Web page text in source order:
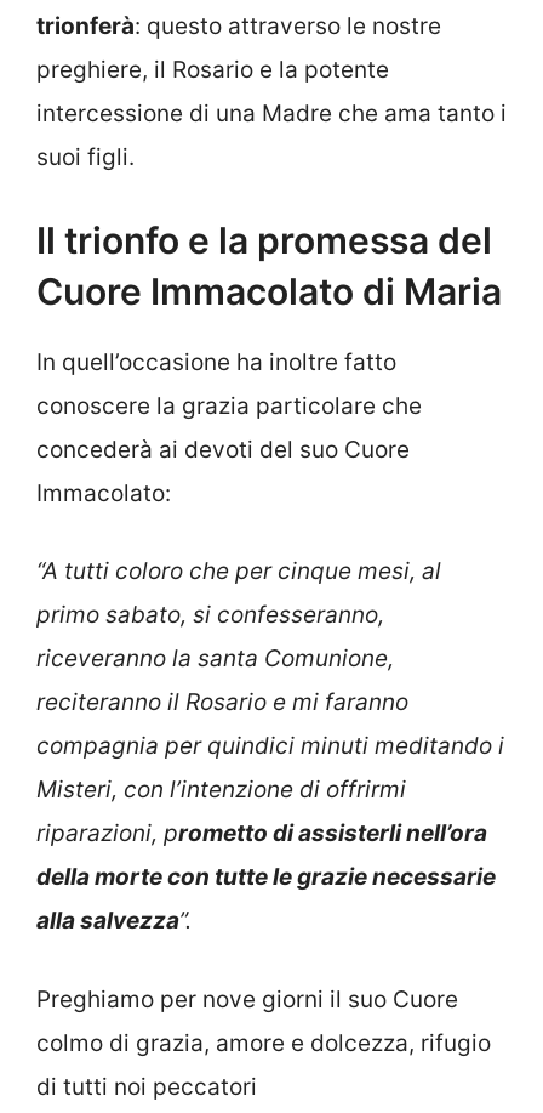
trionferà: questo attraverso le nostre
preghiere, il Rosario e la potente
intercessione di una Madre che ama tanto i
suoi figli.
Il trionfo e la promessa del
Cuore Immacolato di Maria
In quell’occasione ha inoltre fatto
conoscere la grazia particolare che
concederà ai devoti del suo Cuore
Immacolato:
“A tutti coloro che per cinque mesi, al
primo sabato, si confesseranno,
riceveranno la santa Comunione,
reciteranno il Rosario e mi faranno
compagnia per quindici minuti meditando i
Misteri, con l’intenzione di offrirmi
riparazioni, prometto di assisterli nell’ora
della morte con tutte le grazie necessarie
alla salvezza”.
Preghiamo per nove giorni il suo Cuore
colmo di grazia, amore e dolcezza, rifugio
di tutti noi peccatori